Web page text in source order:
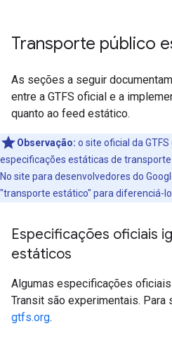
Transporte público
As seções a seguir
entre a GTFS oficial e a
quanto ao feed estático.
Observação: o site oficial da GTFS
especificações estáticas de transporte
No site para desenvolvedores do
"transporte estático" para diferenciá-
Especificações oficiais
estáticos
Algumas especificações
Transit são experimentais. Para
gtfs.org.